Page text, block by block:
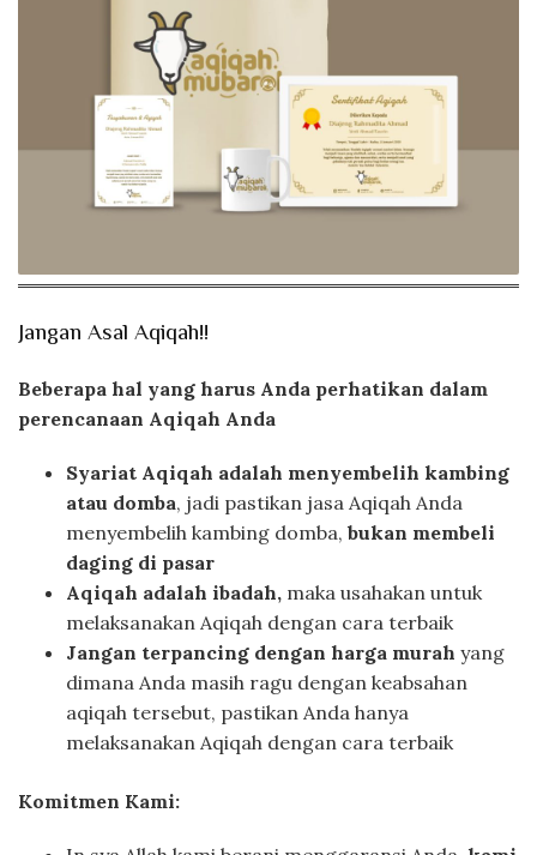
Jangan Asal Aqiqah!!
Beberapa hal yang harus Anda perhatikan dalam
perencanaan Aqiqah Anda
Syariat Aqiqah adalah menyembelih kambing
atau domba, jadi pastikan jasa Aqiqah Anda
menyembelih kambing domba, bukan membeli
daging di pasar
Aqiqah adalah ibadah, maka usahakan untuk
melaksanakan Aqiqah dengan cara terbaik
Jangan terpancing dengan harga murah yang
dimana Anda masih ragu dengan keabsahan
aqiqah tersebut, pastikan Anda hanya
melaksanakan Aqiqah dengan cara terbaik
Komitmen Kami: